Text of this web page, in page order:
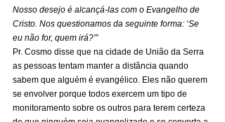
Nosso desejo é alcançá-las com o Evangelho de
Cristo. Nos questionamos da seguinte forma: ‘Se
eu não for, quem irá?’”
Pr. Cosmo disse que na cidade de União da Serra
as pessoas tentam manter a distância quando
sabem que alguém é evangélico. Eles não querem
se envolver porque todos exercem um tipo de
monitoramento sobre os outros para terem certeza